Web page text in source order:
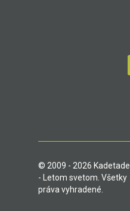
© 2009 - 2026 Kadetade
- Letom svetom. Všetky
práva vyhradené.